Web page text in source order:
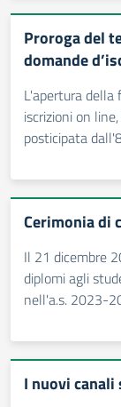
Proroga del
domande
L'apertura
iscrizioni on
posticipata
Cerimonia di
Il 21 dicembre
diplomi agli
nell'a.s. 2023-
I nuovi canali